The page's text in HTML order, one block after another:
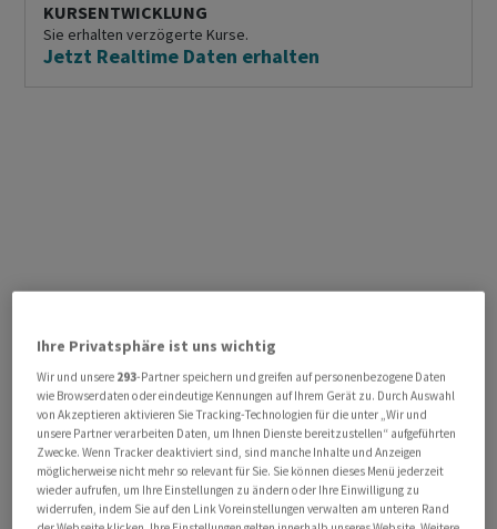
KURSENTWICKLUNG
Sie erhalten verzögerte Kurse.
Jetzt Realtime Daten erhalten
Ihre Privatsphäre ist uns wichtig
Wir und unsere 293-Partner speichern und greifen auf personenbezogene Daten
wie Browserdaten oder eindeutige Kennungen auf Ihrem Gerät zu. Durch Auswahl
von Akzeptieren aktivieren Sie Tracking-Technologien für die unter „Wir und
unsere Partner verarbeiten Daten, um Ihnen Dienste bereitzustellen“ aufgeführten
Zwecke. Wenn Tracker deaktiviert sind, sind manche Inhalte und Anzeigen
möglicherweise nicht mehr so relevant für Sie. Sie können dieses Menü jederzeit
wieder aufrufen, um Ihre Einstellungen zu ändern oder Ihre Einwilligung zu
widerrufen, indem Sie auf den Link Voreinstellungen verwalten am unteren Rand